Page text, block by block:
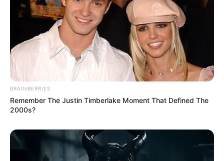
BRAINBERRIES
Remember The Justin Timberlake Moment That Defined The
2000s?